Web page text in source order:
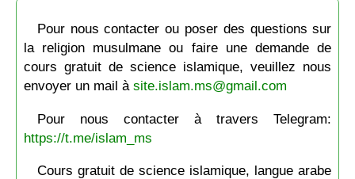
Pour nous contacter ou poser des questions sur
la religion musulmane ou faire une demande de
cours gratuit de science islamique, veuillez nous
envoyer un mail à site.islam.ms@gmail.com
Pour nous contacter à travers Telegram:
https://t.me/islam_ms
Cours gratuit de science islamique, langue arabe